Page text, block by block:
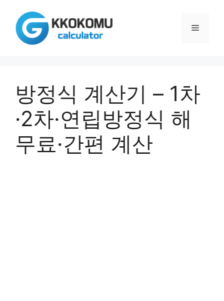
메
방정식 계산기 – 1차
·2차·연립방정식 해
무료·간편 계산